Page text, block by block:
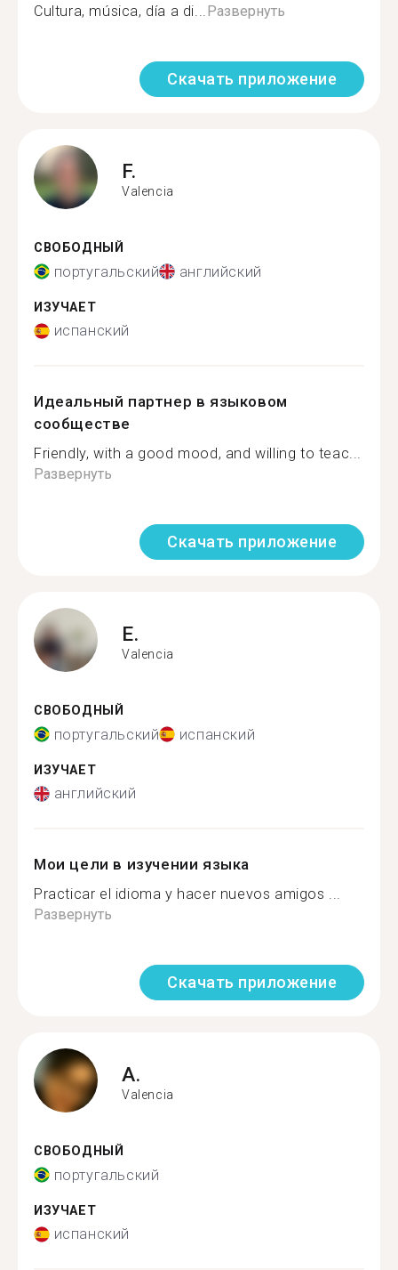
Cultura, música, día a di...Развернуть
Скачать приложение
F.
Valencia
СВОБОДНЫЙ
португальский английский
ИЗУЧАЕТ
испанский
Идеальный партнер в языковом
сообществе
Friendly, with a good mood, and willing to teac...
Развернуть
Скачать приложение
E.
Valencia
СВОБОДНЫЙ
португальский испанский
ИЗУЧАЕТ
английский
Мои цели в изучении языка
Practicar el idioma y hacer nuevos amigos ...
Развернуть
Скачать приложение
A.
Valencia
СВОБОДНЫЙ
португальский
ИЗУЧАЕТ
испанский